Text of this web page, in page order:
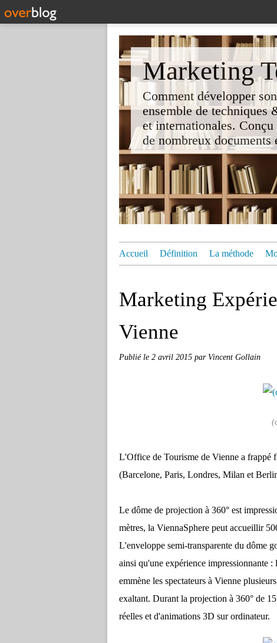
Marketing
Comment développer
ensemble de techniques
et internationales.
de nombreux
Accueil Définition La méthode
Marketing
Vienne
Publié le 2 avril 2015 par Vincent Gollain
L'Office de Tourisme de Vienne a frappé
(Barcelone, Paris, Londres, Milan et
Le dôme de projection à 360° est
mètres, la ViennaSphere peut accueillir
L'enveloppe semi-transparente du dôme
ainsi qu'une expérience impressionnante
emmène les spectateurs à Vienne
exaltant. Durant la projection à 360° de
réelles et d'animations 3D sur ordinateur.